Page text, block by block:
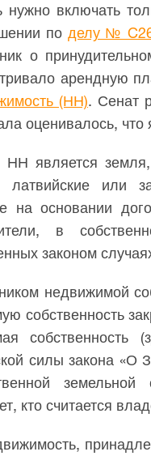
нужно включать
по делу №
о
арендную
(НН). Сенат
оценивалось, что
НН является
латвийские или
на основании
в
законом
недвижимой
собственность
собственность
силы закона «О
земельной
кто считается